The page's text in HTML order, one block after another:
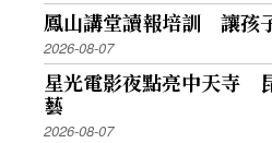
鳳山講堂讀報培訓 讓孩
2026-08-07
星光電影夜點亮中天寺
藝
2026-08-07